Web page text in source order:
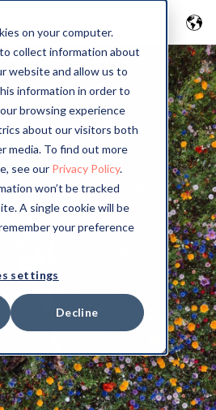
on your computer.
collect information about
website and allow us to
information in order to
browsing experience
about our visitors both
media. To find out more
see our Privacy Policy.
won’t be tracked
A single cookie will be
your preference
settings
Decline